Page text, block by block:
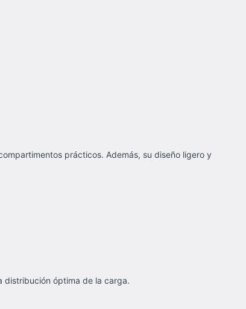
prácticos. Además, su diseño ligero y
distribución óptima de la carga.